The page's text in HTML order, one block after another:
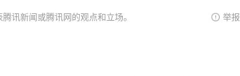
讯新闻或腾讯网的观点和立场。 举报